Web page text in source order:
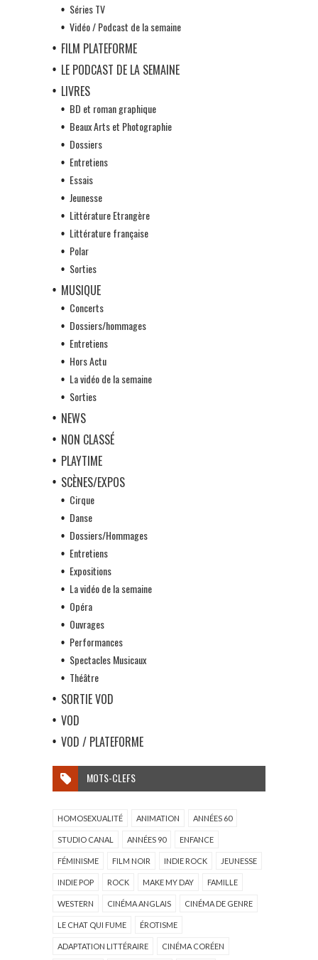
Séries TV
Vidéo / Podcast de la semaine
FILM PLATEFORME
LE PODCAST DE LA SEMAINE
LIVRES
BD et roman graphique
Beaux Arts et Photographie
Dossiers
Entretiens
Essais
Jeunesse
Littérature Etrangère
Littérature française
Polar
Sorties
MUSIQUE
Concerts
Dossiers/hommages
Entretiens
Hors Actu
La vidéo de la semaine
Sorties
NEWS
NON CLASSÉ
PLAYTIME
SCÈNES/EXPOS
Cirque
Danse
Dossiers/Hommages
Entretiens
Expositions
La vidéo de la semaine
Opéra
Ouvrages
Performances
Spectacles Musicaux
Théâtre
SORTIE VOD
VOD
VOD / PLATEFORME
MOTS-CLEFS
HOMOSEXUALITÉ ANIMATION ANNÉES 60
STUDIO CANAL ANNÉES 90 ENFANCE
FÉMINISME FILM NOIR INDIE ROCK JEUNESSE
INDIE POP ROCK MAKE MY DAY FAMILLE
WESTERN CINÉMA ANGLAIS CINÉMA DE GENRE
LE CHAT QUI FUME ÉROTISME
ADAPTATION LITTÉRAIRE CINÉMA CORÉEN